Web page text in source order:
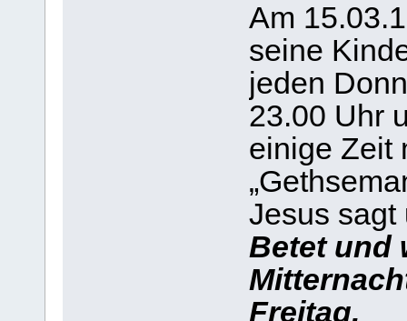
Am
seine
jeden
23.00 Uhr
einige Zeit
Jesus sagt
Betet und
Freitag.